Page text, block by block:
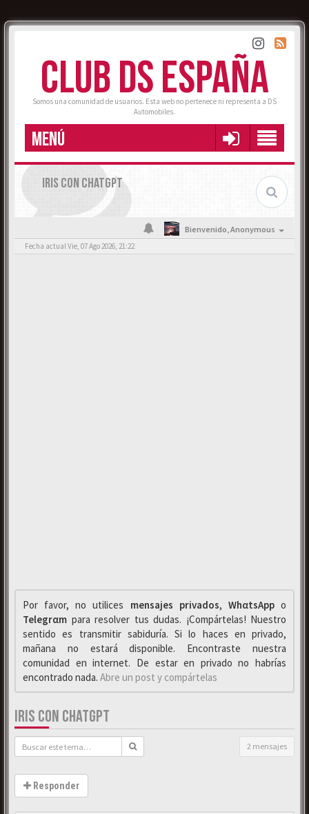
CLUB DS ESPAÑA
Somos una comunidad de usuarios. Esta web no pertenece ni representa a DS
Automobiles.
MENÚ
IRIS CON CHATGPT
Bienvenido,Anonymous
Fecha actual Vie, 07 Ago 2026, 21:22
Por favor, no utilices mensajes privados, WhαtsAppo
Telegrαm para resolver tus dudas. ¡Compártelas! Nuestro
sentido es transmitir sabiduría. Si lo haces en privado,
mañana no estará disponible. Encontraste nuestra
comunidad en internet. De estar en privado no habrías
encontrado nada. Abre un post y compártelas
IRIS CON CHATGPT
2 mensajes
Responder